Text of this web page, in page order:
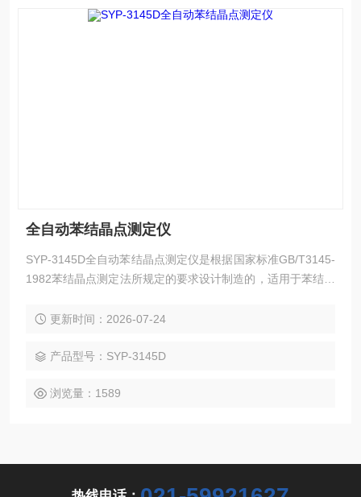
全自动苯结晶点测定仪
SYP-3145D全自动苯结晶点测定仪是根据国家标准GB/T3145-
1982苯结晶点测定法所规定的要求设计制造的，适用于苯结晶
晶点。仪器自动降温、自动往返式机械搅拌、自动显示温度曲
按一键即可开始和完成实验。
更新时间：2026-07-24
产品型号：SYP-3145D
浏览量：1589